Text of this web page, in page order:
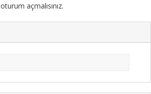
oturum açmalısınız.